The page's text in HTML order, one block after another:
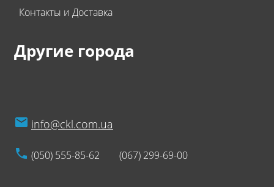
Контакты и Доставка
Другие города
info@ckl.com.ua
(050) 555-85-62 (067) 299-69-00